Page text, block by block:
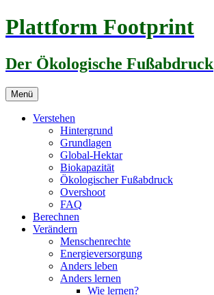
Zum
Inhalt
Plattform Footprint
Der Ökologische Fußabdruck
Menü
Verstehen
Hintergrund
Grundlagen
Global-Hektar
Biokapazität
Ökologischer Fußabdruck
Overshoot
FAQ
Berechnen
Verändern
Menschenrechte
Energieversorgung
Anders leben
Anders lernen
Wie lernen?